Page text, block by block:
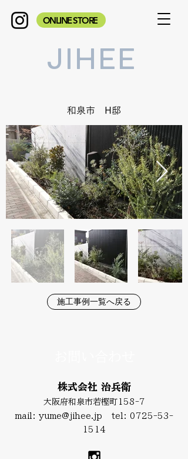
JIHEE
ONLINE STORE
和泉市 H邸
施工事例一覧へ戻る
株式会社 治兵衛
大阪府和泉市若樫町158-7
mail: yume@jihee.jp tel: 0725-53-
1514